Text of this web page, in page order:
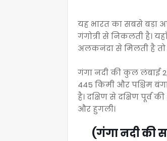
यह भारत का सबसे बड़ा
गंगोत्री से निकलती है।
अलकनंदा से मिलती है तो
गंगा नदी की कुल लंबाई
445 किमी और पश्चिम
है। दक्षिण से दक्षिण पूर्व
और हुगली।
(गंगा नदी की